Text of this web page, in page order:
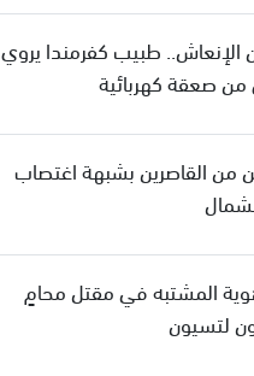
من الإنعاش.. طبيب كفرمندا يروي
من صعقة كهربائية
من القاصرين بشبهة اغتصاب
المشتبه في مقتل محامٍ
لتسيون